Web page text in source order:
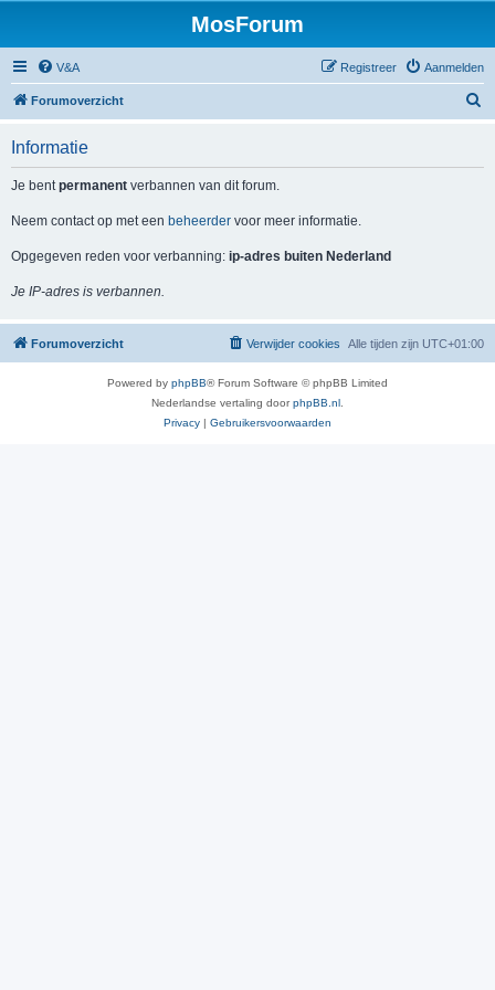
MosForum
V&A Aanmelden
Registreer
Forumoverzicht
Informatie
Je bentpermanent verbannen van dit forum.
Neem contact op met een beheerder voor meer informatie.
Opgegeven reden voor verbanning: ip-adres buiten Nederland
Je IP-adres is verbannen.
Forumoverzicht Alle tijden zijn UTC+01:00
Verwijder cookies
Powered by phpBB® Forum Software © phpBB Limited
Nederlandse vertaling doorphpBB.nl
Privacy | Gebruikersvoorwaarden